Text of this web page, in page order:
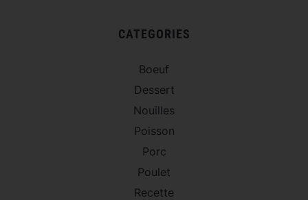
CATEGORIES
Boeuf
Dessert
Nouilles
Poisson
Porc
Poulet
Recette